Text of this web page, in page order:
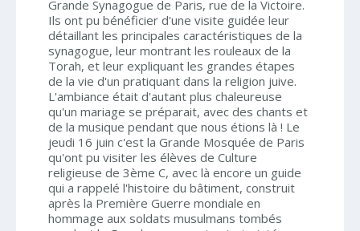
Grande Synagogue de Paris, rue de la Victoire.
Ils ont pu bénéficier d'une visite guidée leur
détaillant les principales caractéristiques de la
synagogue, leur montrant les rouleaux de la
Torah, et leur expliquant les grandes étapes
de la vie d'un pratiquant dans la religion juive.
L'ambiance était d'autant plus chaleureuse
qu'un mariage se préparait, avec des chants et
de la musique pendant que nous étions là ! Le
jeudi 16 juin c'est la Grande Mosquée de Paris
qu'ont pu visiter les élèves de Culture
religieuse de 3ème C, avec là encore un guide
qui a rappelé l'histoire du bâtiment, construit
après la Première Guerre mondiale en
hommage aux soldats musulmans tombés